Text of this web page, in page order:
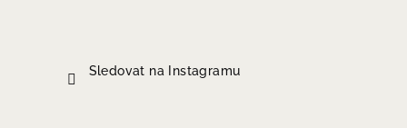
Sledovat na Instagramu